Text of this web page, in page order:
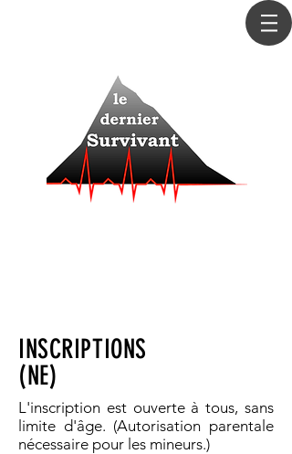
INSCRIPTIONS
(NE)
L'inscription est ouverte à tous, sans
limite d'âge. (Autorisation parentale
nécessaire pour les mineurs.)